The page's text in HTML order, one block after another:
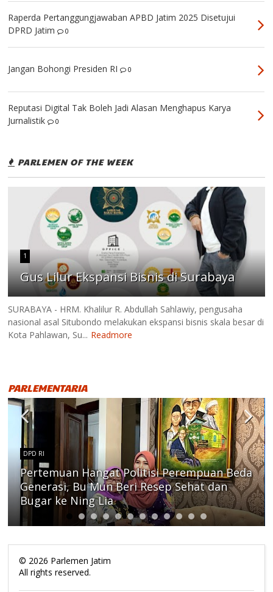
Raperda Pertanggungjawaban APBD Jatim 2025 Disetujui
DPRD Jatim
0
Jangan Bohongi Presiden RI 0
Reputasi Digital Tak Boleh Jadi Alasan Menghapus Karya
Jurnalistik
0
PARLEMEN OF THE WEEK
1
Gus Lilur Ekspansi Bisnis di Surabaya
SURABAYA - HRM. Khalilur R. Abdullah Sahlawiy, pengusaha
nasional asal Situbondo melakukan ekspansi bisnis skala besar di
Kota Pahlawan, Su... Readmore
PARLEMENTARIA
DPD RI
Pertemuan Hangat Politisi Perempuan Beda
Generasi, Bu Mun Beri Resep Sehat dan
Bugar ke Ning Lia
© 2026 Parlemen Jatim
All rights reserved.